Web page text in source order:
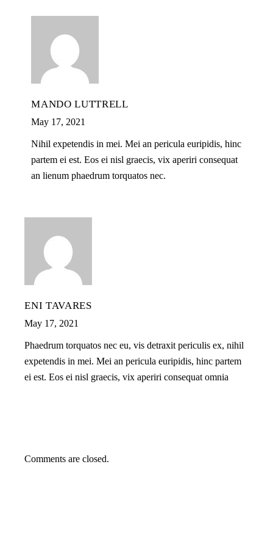
MANDO LUTTRELL
May 17, 2021
Nihil expetendis in mei. Mei an pericula euripidis, hinc
partem ei est. Eos ei nisl graecis, vix aperiri consequat
an lienum phaedrum torquatos nec.
ENI TAVARES
May 17, 2021
Phaedrum torquatos nec eu, vis detraxit periculis ex, nihil
expetendis in mei. Mei an pericula euripidis, hinc partem
ei est. Eos ei nisl graecis, vix aperiri consequat omnia
Comments are closed.